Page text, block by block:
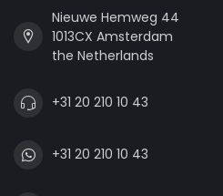
Nieuwe Hemweg 44
1013CX Amsterdam
the Netherlands
+31 20 210 10 43
+31 20 210 10 43